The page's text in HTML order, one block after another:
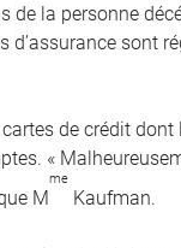
de la personne
sont
de crédit
«
M
me
Kaufman.